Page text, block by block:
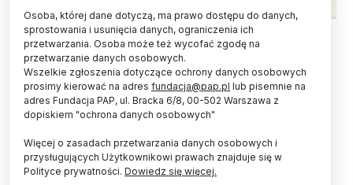
Fot. Fotolia
O podjęcie dialogu, uwzględniającego nie tylko
polityczne racje, ale i wyniki badań naukowych,
opinie kobiet, doświadczenia organizacji
wspierających rodziny z dziećmi chorymi i
niepełnosprawnymi - apelują wspólnie
przedstawiciele kilku organizacji szkolnictwa
wyższego i nauki.
Osoba, której dane dotyczą, ma prawo dostępu do danych,
sprostowania i usunięcia danych, ograniczenia ich
przetwarzania. Osoba może też wycofać zgodę na
przetwarzanie danych osobowych.
Wszelkie zgłoszenia dotyczące ochrony danych osobowych
prosimy kierować na adres fundacja@pap.pl lub pisemnie na
adres Fundacja PAP, ul. Bracka 6/8, 00-502 Warszawa z
dopiskiem "ochrona danych osobowych"
Więcej o zasadach przetwarzania danych osobowych i
przysługujących Użytkownikowi prawach znajduje się w
Polityce prywatności. Dowiedz się więcej.